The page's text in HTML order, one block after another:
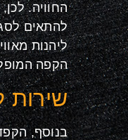
החוויה.
להתאים
ליהנות
הקפה
שירות
בנוסף,